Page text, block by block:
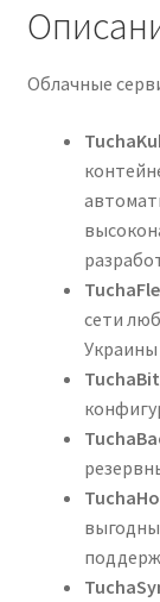
Облачные
сети
TuchaBit